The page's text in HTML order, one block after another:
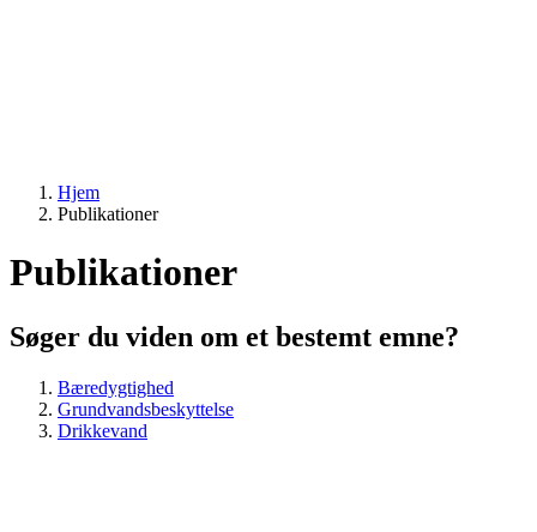
Hjem
Publikationer
Publikationer
Søger du viden om et bestemt emne?
Bæredygtighed
Grundvandsbeskyttelse
Drikkevand